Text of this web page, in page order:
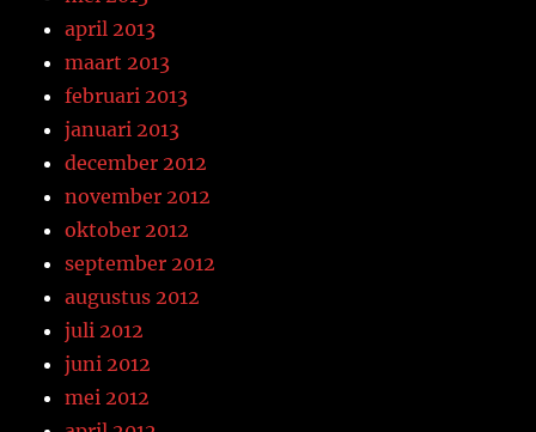
april 2013
maart 2013
februari 2013
januari 2013
december 2012
november 2012
oktober 2012
september 2012
augustus 2012
juli 2012
juni 2012
mei 2012